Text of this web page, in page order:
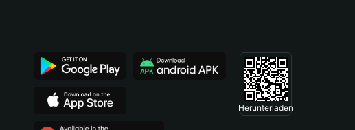
Herunterladen